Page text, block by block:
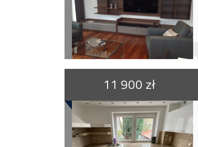
11 900 zł